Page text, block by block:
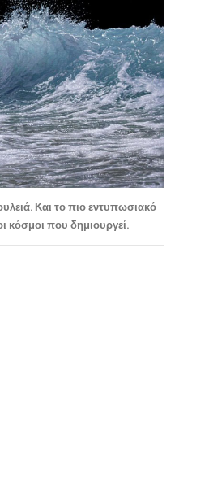
Και το πιο εντυπωσιακό
κόσμοι που δημιουργεί.